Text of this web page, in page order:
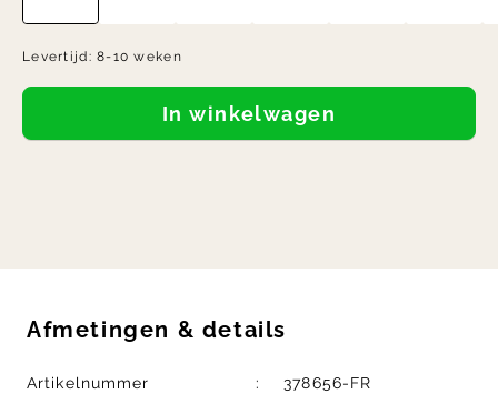
Levertijd:8-10 weken
In winkelwagen
Afmetingen & details
Artikelnummer
378656-FR